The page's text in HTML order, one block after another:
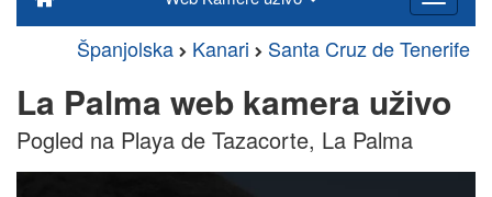
Španjolska Kanari Santa Cruz de Tenerife
La Palma web kamera uživo
Pogled na Playa de Tazacorte, La Palma